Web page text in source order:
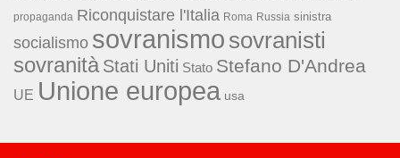
propaganda Riconquistare l'Italia Roma Russia sinistra
socialismo sovranismo sovranisti
sovranità Stati Uniti Stato Stefano D'Andrea
UE Unione europea usa